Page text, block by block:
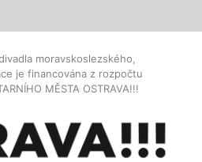
moravskoslezského,
je financována z rozpočtu
MĚSTA OSTRAVA!!!